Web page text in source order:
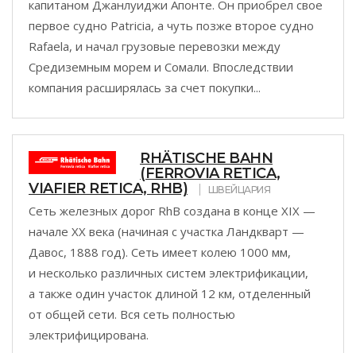
капитаном Джанлуиджи Апонте. Он приобрел свое
первое судно Patricia, а чуть позже второе судно
Rafaela, и начал грузовые перевозки между
Средиземным морем и Сомали. Впоследствии
компания расширялась за счет покупки...
RHÄTISCHE BAHN
(FERROVIA RETICA,
VIAFIER RETICA, RHB)
ШВЕЙЦАРИЯ
Сеть железных дорог RhB создана в конце XIX —
начале XX века (начиная с участка Ландкварт —
Давос, 1888 год). Сеть имеет колею 1000 мм,
и несколько различных систем электрификации,
а также один участок длиной 12 км, отделенный
от общей сети. Вся сеть полностью
электрифицирована.